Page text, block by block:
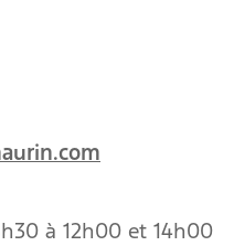
à 12h00 et 14h00